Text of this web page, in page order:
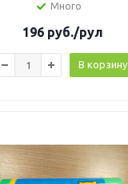
Много
196 руб./рул
В корзину